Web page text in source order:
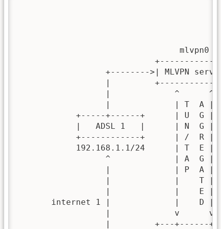
mlvpn0
+------------
+-------->| MLVPN
|
|             ^      ^
|             | T  A |
+-----+------+      | U  G |
|   ADSL 1   |      | N  G |
+------------+      | /  R |
192.168.1.1/24      | T  E |
^             | A  G |
|             | P  A |
|             |    T |
|             |    E |
internet 1 |             |    D |
|             v      v
|         +---+------